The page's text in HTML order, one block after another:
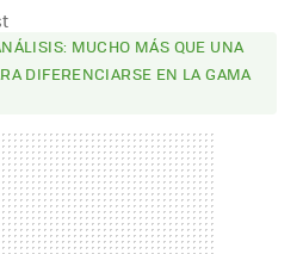
MUCHO MÁS QUE UNA
DIFERENCIARSE EN LA GAMA